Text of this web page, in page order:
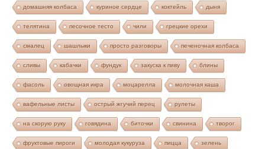
домашняя колбаса куриное сердце коктейль дыня
телятина песочное тесто чили грецкие орехи
смалец шашлыки просто разговоры печеночная колбаса
сливы кабачки фундук закуска к пиву блины
фасоль овощная икра моцарелла молочная каша
вафельные листы острый жгучий перец рулеты
на скорую руку говядина биточки свинина творог
фруктовые пироги молодая кукуруза пицца зелень